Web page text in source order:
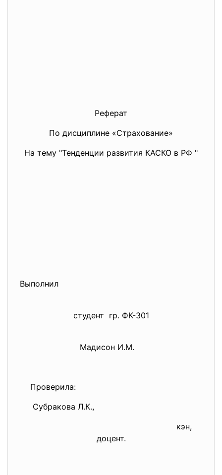
Реферат
По дисциплине «Страхование»
На тему "Тенденции развития КАСКО в РФ "
Выполнил
студент гр. ФК-301
Мадисон И.М.
Проверила:
Субракова Л.К.,
кэн,
доцент.